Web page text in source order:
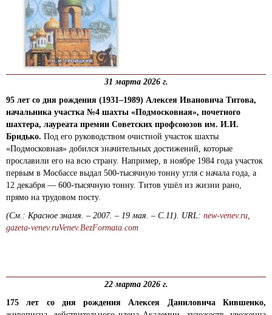
31 марта 2026 г.
95 лет со дня рождения (1931–1989) Алексея Ивановича Титова,
начальника участка №4 шахты «Подмосковная», почетного
шахтера, лауреата премии Советских профсоюзов им. И.И.
Бридько. Под его руководством очистной участок шахты
«Подмосковная» добился значительных достижений, которые
прославили его на всю страну. Например, в ноябре 1984 года участок
первым в Мосбассе выдал 500-тысячную тонну угля с начала года, а
12 декабря — 600-тысячную тонну. Титов ушёл из жизни рано,
прямо на трудовом посту.
(См.: Красное знамя. – 2007. – 19 мая. – С.11). URL: new-venev.ru,
gazeta-venev.ruVenev.BezFormata.com
22 марта 2026 г.
175
лет со дня рождения Алексея Даниловича Кившенко,